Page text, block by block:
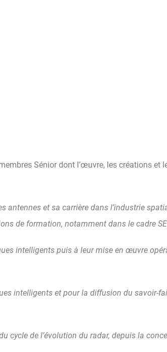
Sénior dont l’œuvre, les créations et
antennes et sa carrière dans l’industrie
de formation, notamment dans le cadre
intelligents puis à leur mise en œuvre
intelligents et pour la diffusion du savoir-
cycle de l’évolution du radar, depuis la